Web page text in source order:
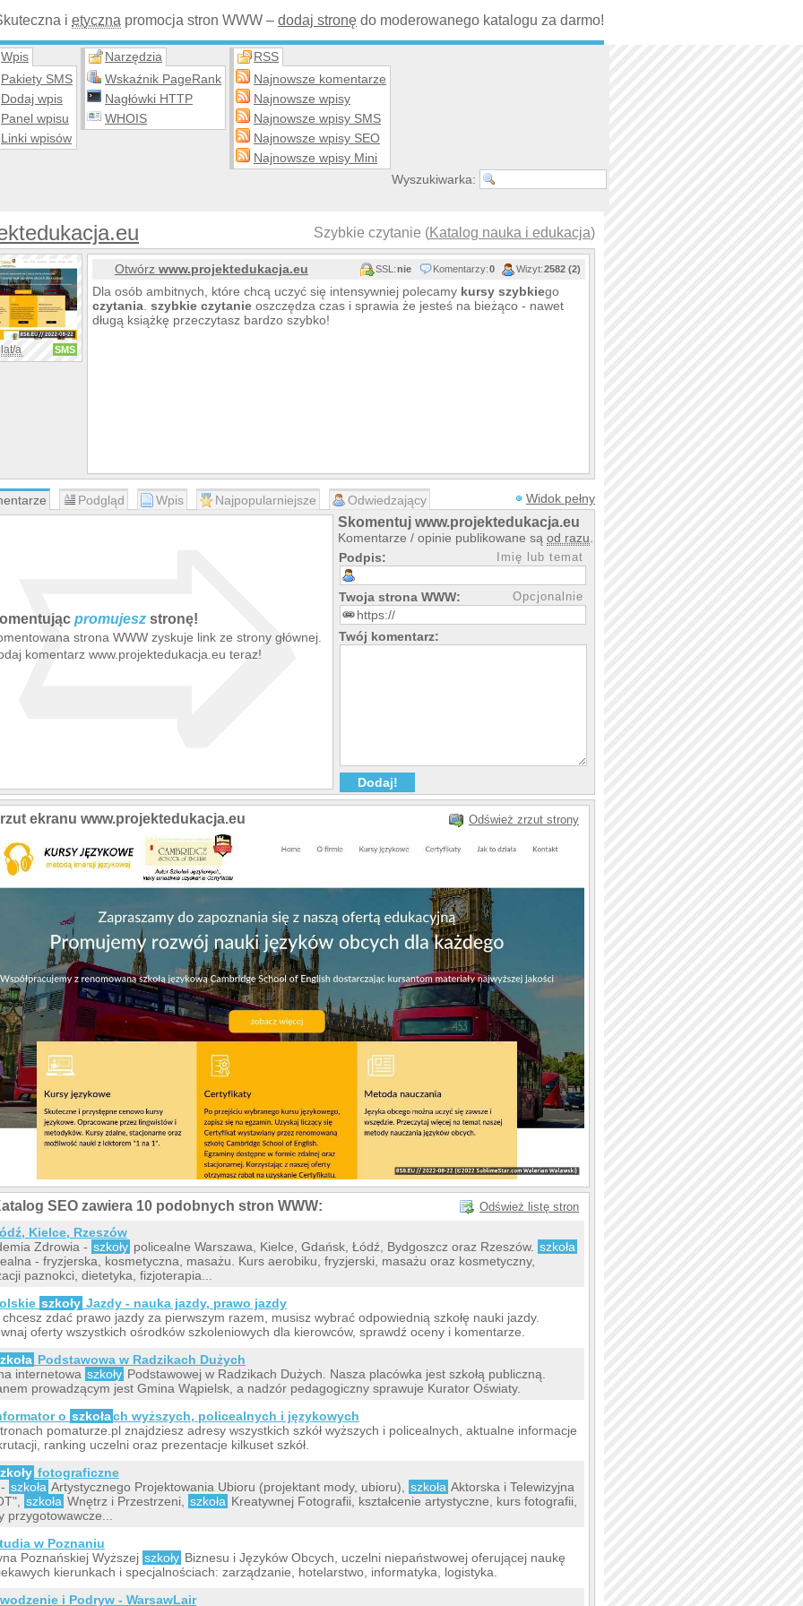
i etyczna promocja stron WWW – dodaj stronę do moderowanego katalogu za darmo!
Wpis
Pakiety SMS
Dodaj wpis
Panel wpisu
Linki wpisów
Narzędzia
Wskaźnik PageRank
Nagłówki HTTP
WHOIS
RSS
Najnowsze komentarze
Najnowsze wpisy
Najnowsze wpisy SMS
Najnowsze wpisy SEO
Najnowsze wpisy Mini
Wyszukiwarka:
Szybkie czytanie (Katalog nauka i edukacja)
a SMS
Otwórz www.projektedukacja.eu SSL:nie Komentarzy:0 Wizyt:2582 (2)
Dla osób ambitnych, które chcą uczyć się intensywniej polecamy kursy szybkiego
czytania szybkie czytanie oszczędza czas i sprawia że jesteś na bieżąco - nawet
długą książkę przeczytasz bardzo szybko!
Podgląd Wpis Najpopularniejsze Odwiedzający Widok pełny
promujesz stronę!
strona WWW zyskuje link ze strony głównej.
komentarz www.projektedukacja.eu teraz!
Skomentuj www.projektedukacja.eu
Komentarze / opinie publikowane są od razu
Podpis:
Imię lub temat
Twoja strona WWW: Opcjonalnie
Twój komentarz:
ekranu www.projektedukacja.eu Odśwież zrzut strony
SEO zawiera 10 podobnych stron WWW: Odśwież listę stron
Kielce, Rzeszów
Zdrowia - szkoły policealne Warszawa, Kielce, Gdańsk, Łódź, Bydgoszcz oraz Rzeszów. szkoła
- fryzjerska, kosmetyczna, masażu. Kurs aerobiku, fryzjerski, masażu oraz kosmetyczny,
paznokci, dietetyka, fizjoterapia...
szkoły Jazdy - nauka jazdy, prawo jazdy
zdać prawo jazdy za pierwszym razem, musisz wybrać odpowiednią szkołę nauki jazdy.
oferty wszystkich ośrodków szkoleniowych dla kierowców, sprawdź oceny i komentarze.
Podstawowa w Radzikach Dużych
internetowa szkoły Podstawowej w Radzikach Dużych. Nasza placówka jest szkołą publiczną.
prowadzącym jest Gmina Wąpielsk, a nadzór pedagogiczny sprawuje Kurator Oświaty.
o szkołach wyższych, policealnych i językowych
pomaturze.pl znajdziesz adresy wszystkich szkół wyższych i policealnych, aktualne informacje
ranking uczelni oraz prezentacje kilkuset szkół.
fotograficzne
szkoła Artystycznego Projektowania Ubioru (projektant mody, ubioru), szkoła Aktorska i Telewizyjna
szkoła Wnętrz i Przestrzeni, szkoła Kreatywnej Fotografii, kształcenie artystyczne, kurs fotografii,
przygotowawcze...
w Poznaniu
Poznańskiej Wyższej szkoły Biznesu i Języków Obcych, uczelni niepaństwowej oferującej naukę
kierunkach i specjalnościach: zarządzanie, hotelarstwo, informatyka, logistyka.
i Podryw - WarsawLair